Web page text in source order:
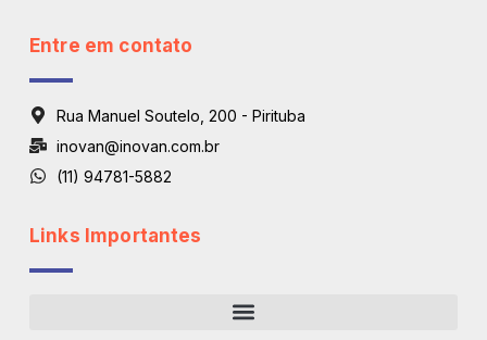
Entre em contato
Rua Manuel Soutelo, 200 - Pirituba
inovan@inovan.com.br
(11) 94781-5882
Links Importantes